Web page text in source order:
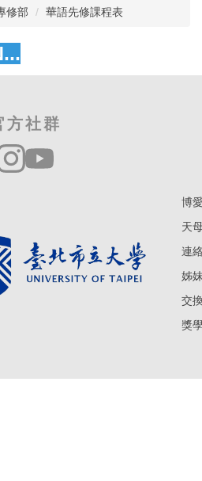
修部 華語先修課程表
方社群
博
天
連
姊
交